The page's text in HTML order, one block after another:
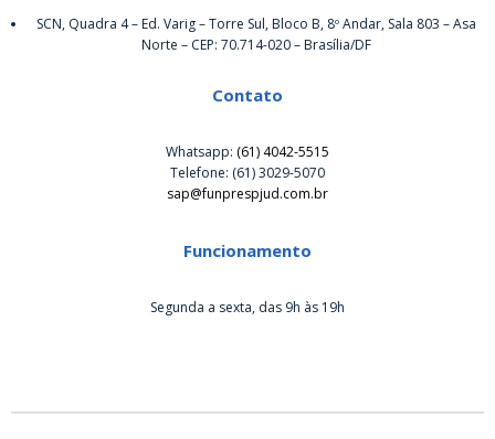
SCN, Quadra 4 – Ed. Varig – Torre Sul, Bloco B, 8º Andar, Sala 803 – Asa
Norte – CEP: 70.714-020 – Brasília/DF
Contato
Whatsapp: (61) 4042-5515
Telefone: (61) 3029-5070
sap@funprespjud.com.br
Funcionamento
Segunda a sexta, das 9h às 19h